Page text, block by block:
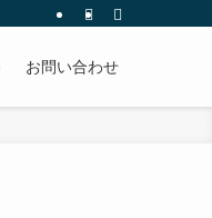
お問い合わせ